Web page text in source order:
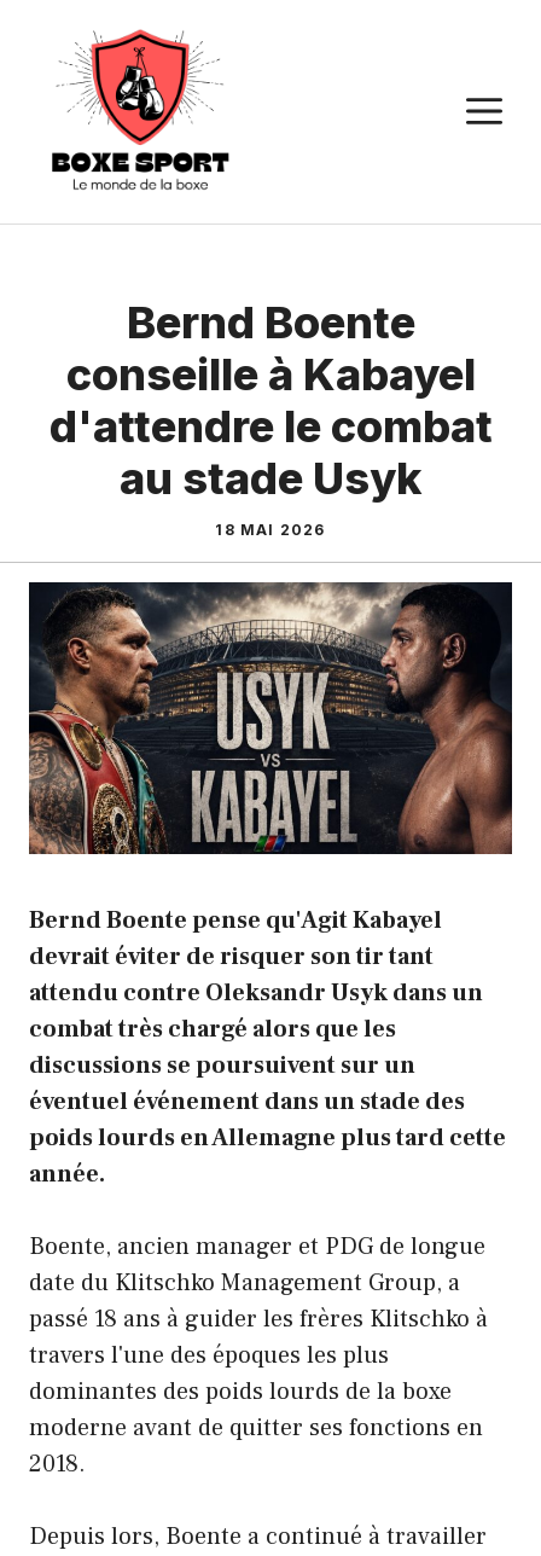
contenu
Bernd Boente
conseille à Kabayel
d'attendre le combat
au stade Usyk
18 MAI 2026
Bernd Boente pense qu'Agit Kabayel
devrait éviter de risquer son tir tant
attendu contre Oleksandr Usyk dans un
combat très chargé alors que les
discussions se poursuivent sur un
éventuel événement dans un stade des
poids lourds en Allemagne plus tard cette
année.
Boente, ancien manager et PDG de longue
date du Klitschko Management Group, a
passé 18 ans à guider les frères Klitschko à
travers l'une des époques les plus
dominantes des poids lourds de la boxe
moderne avant de quitter ses fonctions en
2018.
Depuis lors, Boente a continué à travailler